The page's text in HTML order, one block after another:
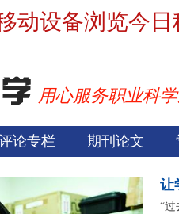
动设备浏览今日
用心服务职业科
论专栏 期刊论文
让
“